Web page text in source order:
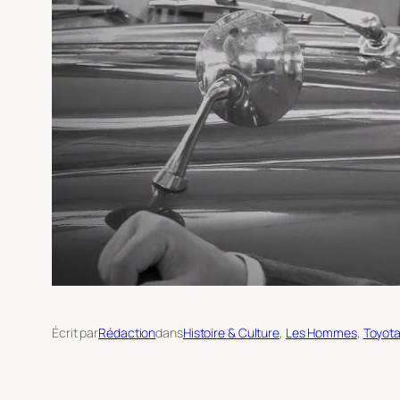
Écrit parRédactiondansHistoire & Culture, Les Hommes,